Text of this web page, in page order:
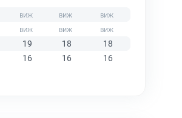
19 18
18
16 16 16